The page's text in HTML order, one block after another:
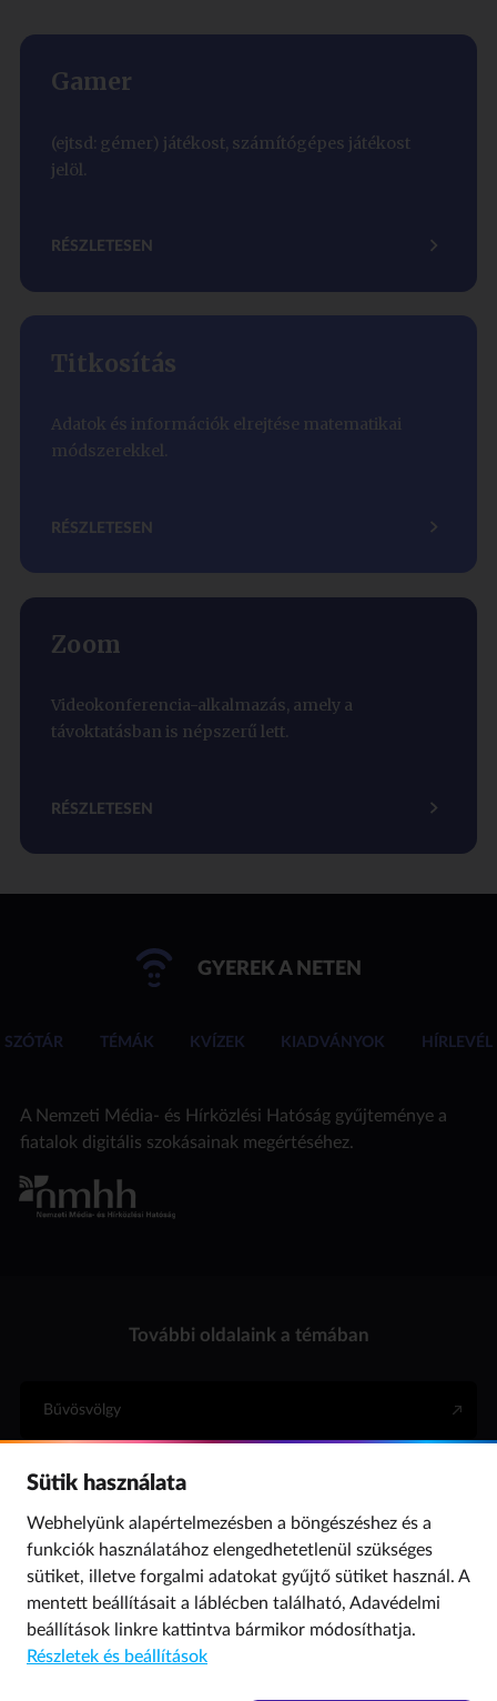
Gamer
(ejtsd: gémer) játékost, számítógépes játékost
jelöl.
RÉSZLETESEN
Titkosítás
Adatok és információk elrejtése matematikai
módszerekkel.
RÉSZLETESEN
Zoom
Videokonferencia-alkalmazás, amely a
távoktatásban is népszerű lett.
RÉSZLETESEN
GYEREK A NETEN
SZÓTÁR TÉMÁK KVÍZEK KIADVÁNYOK HÍRLEVÉL
A Nemzeti Média- és Hírközlési Hatóság gyűjteménye a
fiatalok digitális szokásainak megértéséhez.
További oldalaink a témában
Bűvösvölgy
Internet Hotline
Para (gyermekvédelem)
© 2019 NMHH Minden jog fenntartva. | Tárhelyszolgáltató: Nemzeti Média- és
Sütik használata
Webhelyünk alapértelmezésben a böngészéshez és a
funkciók használatához elengedhetetlenül szükséges
sütiket, illetve forgalmi adatokat gyűjtő sütiket használ. A
mentett beállításait a láblécben található, Adavédelmi
beállítások linkre kattintva bármikor módosíthatja.
Részletek és beállítások